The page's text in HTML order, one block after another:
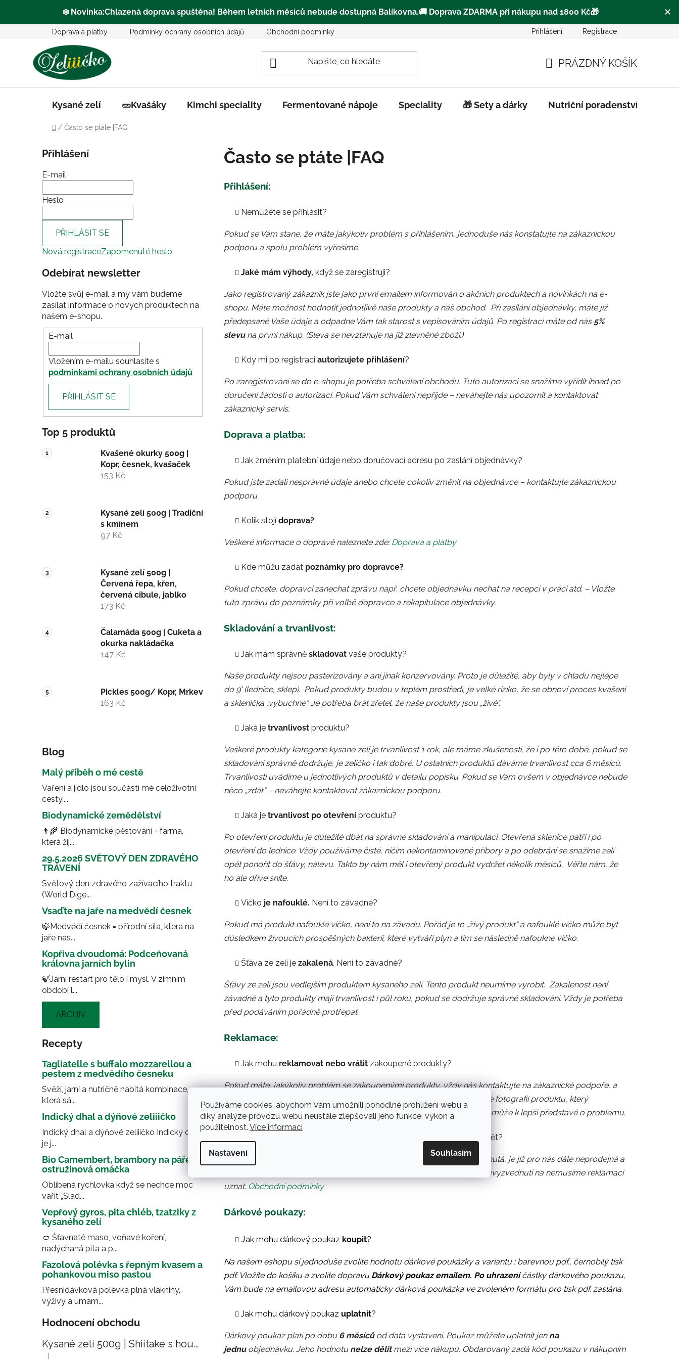
❄️ Novinka:Chlazená doprava spuštěna! Během letních měsíců nebude dostupná Balíkovna.🚚 Doprava ZDARMA při nákupu nad 1800 Kč🎁 ✕
Používáme cookies, abychom Vám umožnili pohodlné prohlížení webu a
díky analýze provozu webu neustále zlepšovali jeho funkce, výkon a
použitelnost. Více informací
Nastavení Souhlasím
Doprava a platby Podmínky ochrany osobních údajů Obchodní podmínky Často se ptáte |FAQ Pro obchodní partnery
Přihlášení Registrace
KOŠÍK
PRÁZDNÝ KOŠÍK
Kysané zelí 🥒Kvašáky Kimchi speciality Fermentované nápoje Speciality 🎁 Sety a dárky Nutriční poradenství
Domů
/ Často se ptáte |FAQ
o
s
t
r
a
n
í
a
n
e
l
Přihlášení
E-mail
Heslo
PŘIHLÁSIT SE
Nová registraceZapomenuté heslo
Odebírat newsletter
Vložte svůj e-mail a my vám budeme
zasílat informace o nových produktech na
našem e-shopu.
E-mail
Vložením e-mailu souhlasíte s
podmínkami ochrany osobních údajů
PŘIHLÁSIT SE
Top 5 produktů
Kvašené okurky 500g |
Kopr, česnek, kvašaček
153 Kč
Kysané zelí 500g | Tradiční
s kmínem
97 Kč
Kysané zelí 500g |
Červená řepa, křen,
červená cibule, jablko
173 Kč
Čalamáda 500g | Cuketa a
okurka nakládačka
147 Kč
Pickles 500g/ Kopr, Mrkev
163 Kč
Blog
Malý příběh o mé cestě
Vaření a jídlo jsou součástí mé celoživotní
cesty....
Biodynamické zemědělství
👨‍🌾 Biodynamické pěstování = farma,
která žij...
29.5.2026 SVĚTOVÝ DEN ZDRAVÉHO
TRÁVENÍ
Světový den zdravého zažívacího traktu
(World Dige...
Vsaďte na jaře na medvědí česnek
🍃Medvědí česnek = přírodní síla, která na
jaře nas...
Kopřiva dvoudomá: Podceňovaná
královna jarních bylin
🍃Jarní restart pro tělo i mysl. V zimním
období l...
ARCHIV
Recepty
Tagliatelle s buffalo mozzarellou a
pestem z medvědího česneku
Svěží, jarní a nutričně nabitá kombinace,
která sá...
Indický dhal a dýňové zeliiičko
Indický dhal a dýňové zeliiičko Indický dhal
je j...
Bio Camembert, brambory na páře,
ostružinová omáčka
Oblíbená rychlovka když se nechce moc
vařit „Slad...
Vepřový gyros, pita chléb, tzatziky z
kysaného zelí
🥙 Šťavnaté maso, voňavé koření,
nadýchaná pita a p...
Fazolová polévka s řepným kvasem a
pohankovou miso pastou
Přesnidávková polévka plná vlákniny,
výživy a umam...
Hodnocení obchodu
Kysané zelí 500g | Shiitake s houbovým kořením
Často se ptáte |FAQ
Přihlášení:
Nemůžete se přihlásit?
Pokud se Vám stane, že máte jakýkoliv problém s přihlášením, jednoduše nás konstatujte na zákaznickou
podporu a spolu problém vyřešíme.
Jaké mám výhody, když se zaregistruji?
Jako registrovaný zákazník jste jako první emailem informován o akčních produktech a novinkách na e-
shopu. Máte možnost hodnotit jednotlivě naše produkty a náš obchod. Při zasílání objednávky, máte již
předepsané Vaše údaje a odpadne Vám tak starost s vepisováním údajů. Po registraci máte od nás 5%
slevuna první nákup. (Sleva se nevztahuje na již zlevněné zboží.)
Kdy mi po registraci autorizujete přihlášení?
Po zaregistrování se do e-shopu je potřeba schválení obchodu. Tuto autorizaci se snažíme vyřídit ihned po
doručení žádosti o autorizaci. Pokud Vám schválení nepřijde – neváhejte nás upozornit a kontaktovat
zákaznický servis.
Doprava a platba:
Jak změním platební údaje nebo doručovací adresu po zaslání objednávky?
Pokud jste zadali nesprávné údaje anebo chcete cokoliv změnit na objednávce – kontaktujte zákaznickou
podporu.
Kolik stojí doprava?
Veškeré informace o dopravě naleznete zde: Doprava a platby
Kde můžu zadat poznámky pro dopravce?
Pokud chcete, dopravci zanechat zprávu např. chcete objednávku nechat na recepci v práci atd. – Vložte
tuto zprávu do poznámky při volbě dopravce a rekapitulace objednávky.
Skladování a trvanlivost:
Jak mám správně skladovat vaše produkty?
Naše produkty nejsou pasterizovány a ani jinak konzervovány. Proto je důležité, aby byly v chladu nejlépe
do 9° (lednice, sklep). Pokud produkty budou v teplém prostředí, je velké riziko, že se obnoví proces kvašení
a sklenička „vybuchne“. Je potřeba brát zřetel, že naše produkty jsou „živé“.
Jaká je trvanlivost produktu?
Veškeré produkty kategorie kysané zelí je trvanlivost 1 rok, ale máme zkušenosti, že i po této době, pokud se
skladování správně dodržuje, je zelíčko i tak dobré. U ostatních produktů dáváme trvanlivost cca 6 měsíců.
Trvanlivosti uvádíme u jednotlivých produktů v detailu popisku. Pokud se Vám ovšem v objednávce nebude
něco „zdát“ – neváhejte kontaktovat zákaznickou podporu.
Jaká je trvanlivost po otevření produktu?
Po otevření produktu je důležité dbát na správné skladování a manipulaci. Otevřená sklenice patří i po
otevření do lednice. Vždy používáme čisté, ničím nekontaminované příbory a po odebrání se snažíme zelí
opět ponořit do šťávy, nálevu. Takto by nám měl i otevřený produkt vydržet několik měsíců. Věřte nám, že
ho ale dříve sníte.
Víčko je nafouklé. Není to závadné?
Pokud má produkt nafouklé víčko, není to na závadu. Pořád je to „živý produkt“ a nafouklé víčko může být
důsledkem živoucích prospěšných bakterií, které vytváří plyn a tím se následně nafoukne víčko.
Šťáva ze zelí je zakalená. Není to závadné?
Šťávy ze zelí jsou vedlejším produktem kysaného zelí. Tento produkt neumíme vyrobit. Zakalenost není
závadné a tyto produkty mají trvanlivost i půl roku, pokud se dodržuje správné skladování. Vždy je potřeba
před podáváním pořádně protřepat.
Reklamace:
Jak mohu reklamovat nebo vrátit zakoupené produkty?
Pokud máte, jakýkoliv problém se zakoupenými produkty, vždy nás kontaktujte na zákaznické podpoře, a
společně to vždy vyřešíme adekvátně k danému problému. Pokud máte fotografii produktu, který
reklamujete, zašlete, nám ho na zákaznickou podporu, určitě nám to pomůže k lepší představě o problému.
jsem si objednávku, můžete mi zaslat objednávku zpět?
Pokud jste si nevyzvedli objednávku a vrátí se nám zpět jako nevyzvednutá, je již pro nás dále neprodejná a
znehodnocena. ‼️ Prosíme, objednávky si vždy vyzvedněte. V případě nevyzvednutí na nemusíme reklamaci
uznat. Obchodní podmínky
Dárkové poukazy:
Jak mohu dárkový poukaz koupit?
Na našem eshopu si jednoduše zvolíte hodnotu dárkové poukázky a variantu : barevnou pdf., černobílý tisk
pdf. Vložíte do košíku a zvolíte dopravu Dárkový poukaz emailem. Po uhrazeníčástky dárkového poukazu,
Vám bude na emailovou adresu automaticky dárková poukázka ve zvoleném formátu pro tisk pdf. zaslána.
Jak mohu dárkový poukaz uplatnit?
Dárkový poukazplatí po dobu 6 měsícůod data vystavení. Poukaz můžete uplatnit jen na
jednuobjednávku. Jeho hodnotu nelze dělitmezi více nákupů. Obdarovanýzadá kód poukazu v nákupním